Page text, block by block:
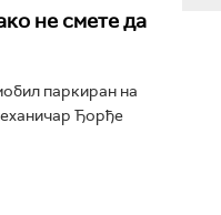
не смете да
паркиран на
Ђорђе